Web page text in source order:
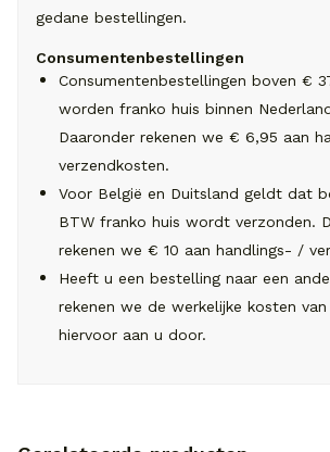
gedane bestellingen.
Consumentenbestellingen
Consumentenbestellingen boven €
worden franko huis binnen
Daaronder rekenen we € 6,95 aan
verzendkosten.
Voor België en Duitsland geldt dat
BTW franko huis wordt verzonden.
rekenen we € 10 aan handlings- /
Heeft u een bestelling naar een
rekenen we de werkelijke kosten
hiervoor aan u door.